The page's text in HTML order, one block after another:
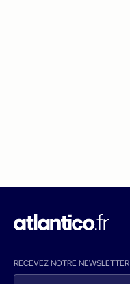
RECEVEZ NOTRE NEWSLETTER